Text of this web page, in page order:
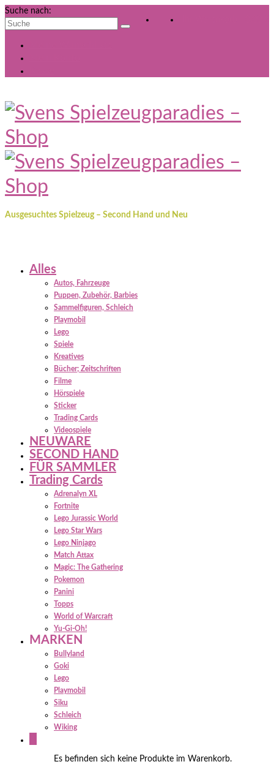
Suche nach:
Ausgesuchtes Spielzeug – Second Hand und Neu
Alles
Autos, Fahrzeuge
Puppen, Zubehör, Barbies
Sammelfiguren, Schleich
Playmobil
Lego
Spiele
Kreatives
Bücher; Zeitschriften
Filme
Hörspiele
Sticker
Trading Cards
Videospiele
NEUWARE
SECOND HAND
FÜR SAMMLER
Trading Cards
Adrenalyn XL
Fortnite
Lego Jurassic World
Lego Star Wars
Lego Ninjago
Match Attax
Magic: The Gathering
Pokemon
Panini
Topps
World of Warcraft
Yu-Gi-Oh!
MARKEN
Bullyland
Goki
Lego
Playmobil
Siku
Schleich
Wiking
Es befinden sich keine Produkte im Warenkorb.